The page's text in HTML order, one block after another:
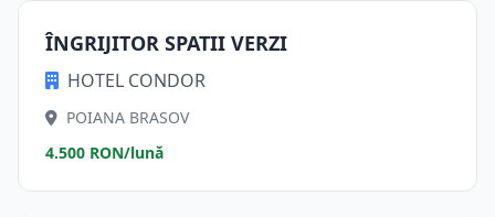
ÎNGRIJITOR SPATII VERZI
HOTEL CONDOR
POIANA BRASOV
4.500 RON/lună